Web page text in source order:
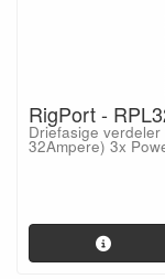
RigPort -
Driefasige
32Ampere) 3x